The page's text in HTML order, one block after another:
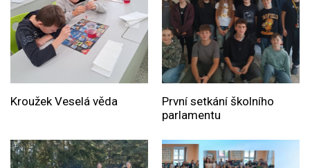
Kroužek Veselá věda
První setkání školního
parlamentu